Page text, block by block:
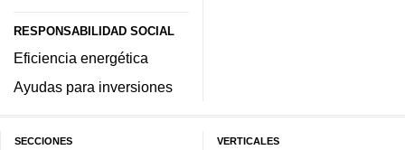
RESPONSABILIDAD SOCIAL
Eficiencia energética
Ayudas para inversiones
SECCIONES VERTICALES